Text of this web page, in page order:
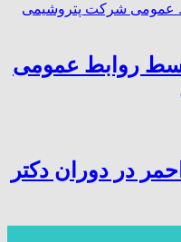
روابط عمومی
در دوران دکتر